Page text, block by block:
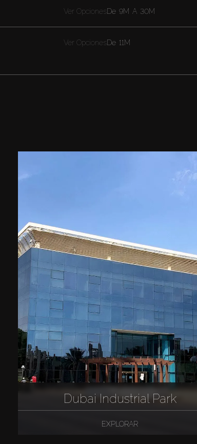
Ver Opciones
Ver Opciones
De 9M A 30M
De 11M
Dubai Industrial Park
EXPLORAR